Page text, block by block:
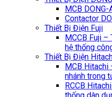
MCB DONG-
Contactor
Thiết Bị Điện Fuji
MCCB Fuji
hệ thống
Thiết Bị Điện
MCB Hitachi
nhánh trong
RCCB
thống dân